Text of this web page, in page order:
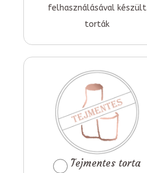
felhasználásával készült
torták
Tejmentes torta